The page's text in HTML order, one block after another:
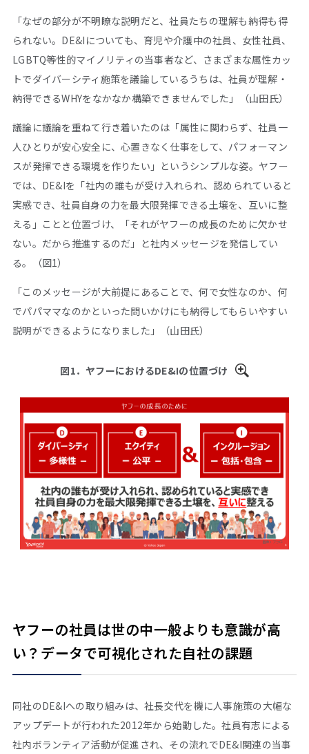
「なぜの部分が不明瞭な説明だと、社員たちの理解も納得も得
られない。DE&Iについても、育児や介護中の社員、女性社員、
LGBTQ等性的マイノリティの当事者など、さまざまな属性カッ
トでダイバーシティ施策を議論しているうちは、社員が理解・
納得できるWHYをなかなか構築できませんでした」（山田氏）
議論に議論を重ねて行き着いたのは「属性に関わらず、社員一
人ひとりが安心安全に、心置きなく仕事をして、パフォーマン
スが発揮できる環境を作りたい」というシンプルな姿。ヤフー
では、DE&Iを「社内の誰もが受け入れられ、認められていると
実感でき、社員自身の力を最大限発揮できる土壌を、互いに整
える」ことと位置づけ、「それがヤフーの成長のために欠かせ
ない。だから推進するのだ」と社内メッセージを発信してい
る。（図1）
「このメッセージが大前提にあることで、何で女性なのか、何
でパパママなのかといった問いかけにも納得してもらいやすい
説明ができるようになりました」（山田氏）
図1．ヤフーにおけるDE&Iの位置づけ
ヤフーの社員は世の中一般よりも意識が高
い？ ――データで可視化された自社の課題
同社のDE&Iへの取り組みは、社長交代を機に人事施策の大幅な
アップデートが行われた2012年から始動した。社員有志による
社内ボランティア活動が促進され、その流れでDE&I関連の当事